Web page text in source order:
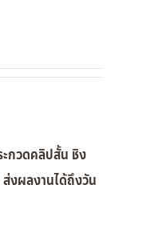
ะกวดคลิปสั้น ชิง
งผลงานได้ถึงวัน